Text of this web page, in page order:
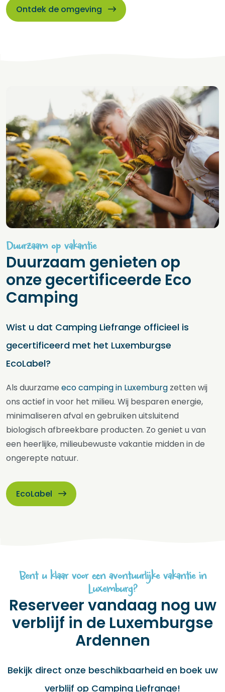
Ontdek de omgeving
Duurzaam op vakantie
Duurzaam genieten op
onze gecertificeerde Eco
Camping
Wist u dat Camping Liefrange officieel is
gecertificeerd met het Luxemburgse
EcoLabel?
Als duurzame eco camping in Luxemburg zetten wij
ons actief in voor het milieu. Wij besparen energie,
minimaliseren afval en gebruiken uitsluitend
biologisch afbreekbare producten. Zo geniet u van
een heerlijke, milieubewuste vakantie midden in de
ongerepte natuur.
EcoLabel
Bent u klaar voor een avontuurlijke vakantie in
Luxemburg?
Reserveer vandaag nog uw
verblijf in de Luxemburgse
Ardennen
Bekijk direct onze beschikbaarheid en boek uw
verblijf op Camping Liefrange!